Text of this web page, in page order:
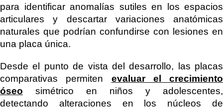
para identificar anomalías sutiles en los espacios
articulares y descartar variaciones anatómicas
naturales que podrían confundirse con lesiones en
una placa única.
Desde el punto de vista del desarrollo, las placas
comparativas permiten evaluar el crecimiento
óseo
simétrico en niños y adolescentes,
detectando alteraciones en los núcleos de